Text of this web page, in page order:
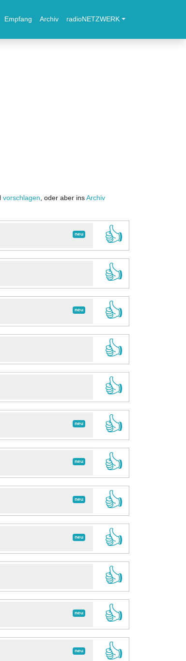
Empfang Archiv radioNETZWERK
vorschlagen , oder aber ins Archiv
neu
👍
👍
neu
👍
👍
👍
neu
👍
neu
👍
neu
👍
neu
👍
👍
neu
👍
neu
👍